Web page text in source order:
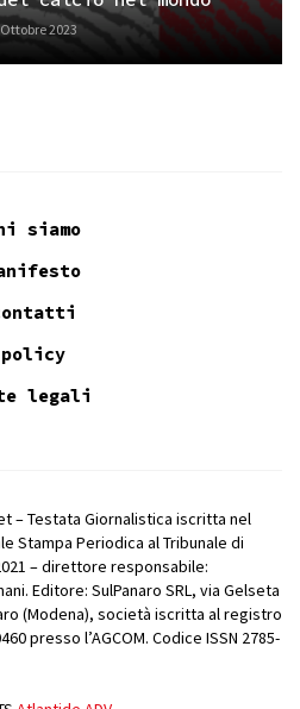
2023
siamo
policy
legali
– Testata Giornalistica iscritta nel
Stampa Periodica al Tribunale di
– direttore responsabile:
Editore: SulPanaro SRL, via Gelseta
(Modena), società iscritta al registro
presso l’AGCOM. Codice ISSN 2785-